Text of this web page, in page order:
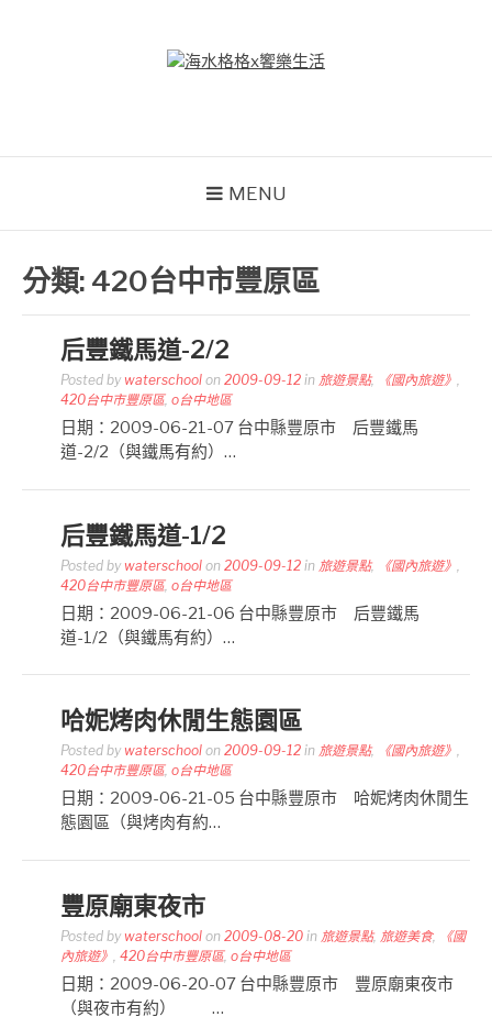
MENU
分類: 420台中市豐原區
后豐鐵馬道-2/2
Posted by waterschool on 2009-09-12 in 旅遊景點, 《國內旅遊》 ,
420台中市豐原區, o台中地區
日期：2009-06-21-07 台中縣豐原市 后豐鐵馬
道-2/2（與鐵馬有約）…
后豐鐵馬道-1/2
Posted by waterschool on 2009-09-12 in 旅遊景點, 《國內旅遊》
420台中市豐原區, o台中地區
日期：2009-06-21-06 台中縣豐原市 后豐鐵馬
道-1/2（與鐵馬有約）…
哈妮烤肉休閒生態園區
Posted by waterschool on 2009-09-12 in 旅遊景點, 《國內旅遊》 ,
420台中市豐原區, o台中地區
日期：2009-06-21-05 台中縣豐原市 哈妮烤肉休閒生
態園區（與烤肉有約…
豐原廟東夜市
Posted by waterschool on 2009-08-20 in 旅遊景點, 旅遊美食,
《國
內旅遊》
420台中市豐原區, o台中地區
日期：2009-06-20-07 台中縣豐原市 豐原廟東夜市
（與夜市有約） …